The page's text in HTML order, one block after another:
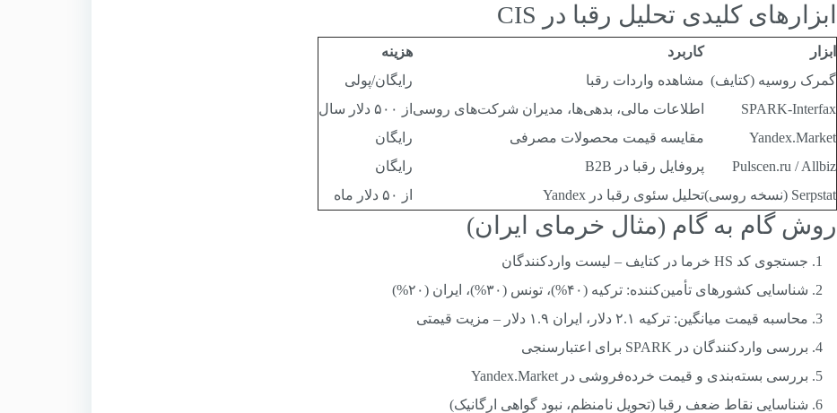
ابزارهای کلیدی تحلیل رقبا در CIS
ابزار کاربرد
هزینه
گمرک روسیه (کتایف) مشاهده واردات رقبا
رایگان/پولی
SPARK-Interfax
اطلاعات مالی، بدهی‌ها، مدیران شرکت‌های روسی از ۵۰۰ دلار سال
Yandex.Market
مقایسه قیمت محصولات مصرفی
رایگان
Pulscen.ru / Allbiz
پروفایل رقبا در B2B
رایگان
Serpstat (نسخه روسی)
تحلیل سئوی رقبا در Yandex از ۵۰ دلار ماه
روش گام به گام (مثال خرمای ایران)
جستجوی کد HS خرما در کتایف – لیست واردکنندگان
شناسایی کشورهای تأمین‌کننده: ترکیه (۴۰%)، تونس (۳۰%)، ایران (۲۰%)
محاسبه قیمت میانگین: ترکیه ۲.۱ دلار، ایران ۱.۹ دلار – مزیت قیمتی
بررسی واردکنندگان در SPARK برای اعتبارسنجی
بررسی بسته‌بندی و قیمت خرده‌فروشی در Yandex.Market
شناسایی نقاط ضعف رقبا (تحویل نامنظم، نبود گواهی ارگانیک)